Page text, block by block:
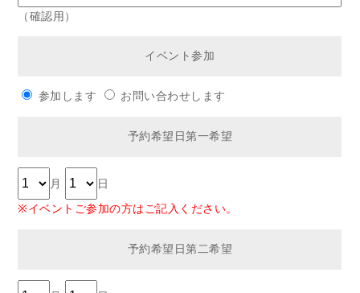
（確認用）
イベント参加
参加します お問い合わせします
予約希望日第一希望
月
日
※イベントご参加の方はご記入ください。
予約希望日第二希望